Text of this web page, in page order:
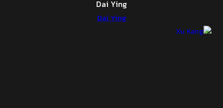
Dai Ying
Dai Ying